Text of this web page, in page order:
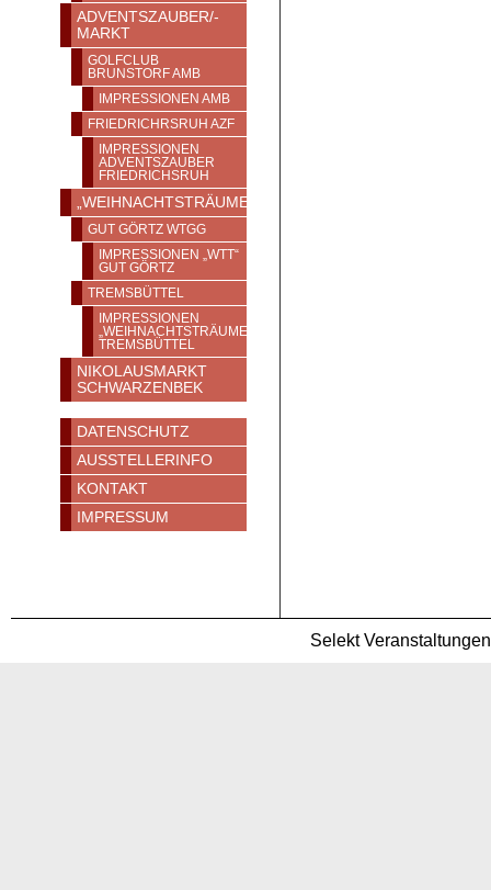
ADVENTSZAUBER/-
MARKT
GOLFCLUB
BRUNSTORF AMB
IMPRESSIONEN AMB
FRIEDRICHRSRUH AZF
IMPRESSIONEN
ADVENTSZAUBER
FRIEDRICHSRUH
„WEIHNACHTSTRÄUME“
GUT GÖRTZ WTGG
IMPRESSIONEN „WTT“
GUT GÖRTZ
TREMSBÜTTEL
IMPRESSIONEN
„WEIHNACHTSTRÄUME“
TREMSBÜTTEL
NIKOLAUSMARKT
SCHWARZENBEK
DATENSCHUTZ
AUSSTELLERINFO
KONTAKT
IMPRESSUM
Selekt